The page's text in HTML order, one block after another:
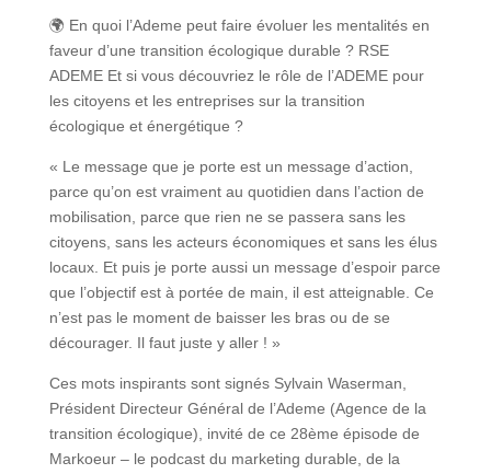
🌍 En quoi l’Ademe peut faire évoluer les mentalités en
faveur d’une transition écologique durable ? RSE
ADEME Et si vous découvriez le rôle de l’ADEME pour
les citoyens et les entreprises sur la transition
écologique et énergétique ?
« Le message que je porte est un message d’action,
parce qu’on est vraiment au quotidien dans l’action de
mobilisation, parce que rien ne se passera sans les
citoyens, sans les acteurs économiques et sans les élus
locaux. Et puis je porte aussi un message d’espoir parce
que l’objectif est à portée de main, il est atteignable. Ce
n’est pas le moment de baisser les bras ou de se
décourager. Il faut juste y aller ! »
Ces mots inspirants sont signés Sylvain Waserman,
Président Directeur Général de l’Ademe (Agence de la
transition écologique), invité de ce 28ème épisode de
Markoeur – le podcast du marketing durable, de la